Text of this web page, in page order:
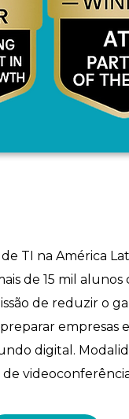
TI na América
de 15 mil alunos
de reduzir o
empresas
digital.